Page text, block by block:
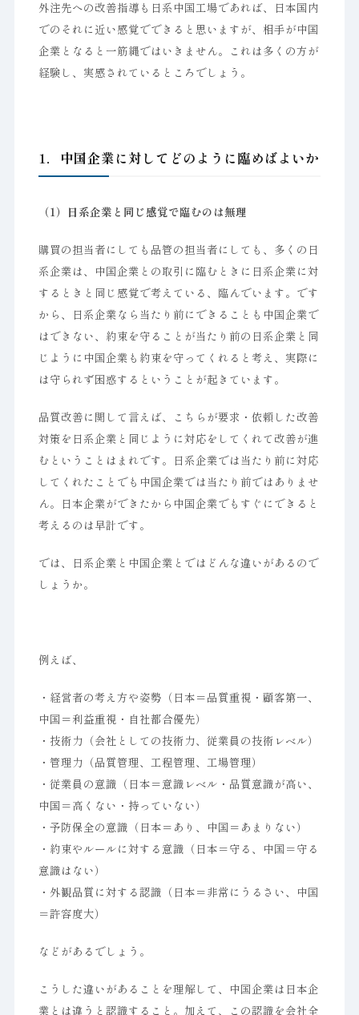
外注先への改善指導も日系中国工場であれば、日本国内
でのそれに近い感覚でできると思いますが、相手が中国
企業となると一筋縄ではいきません。これは多くの方が
経験し、実感されているところでしょう。
1．中国企業に対してどのように臨めばよいか
（1）日系企業と同じ感覚で臨むのは無理
購買の担当者にしても品管の担当者にしても、多くの日
系企業は、中国企業との取引に臨むときに日系企業に対
するときと同じ感覚で考えている、臨んでいます。です
から、日系企業なら当たり前にできることも中国企業で
はできない、約束を守ることが当たり前の日系企業と同
じように中国企業も約束を守ってくれると考え、実際に
は守られず困惑するということが起きています。
品質改善に関して言えば、こちらが要求・依頼した改善
対策を日系企業と同じように対応をしてくれて改善が進
むということはまれです。日系企業では当たり前に対応
してくれたことでも中国企業では当たり前ではありませ
ん。日本企業ができたから中国企業でもすぐにできると
考えるのは早計です。
では、日系企業と中国企業とではどんな違いがあるので
しょうか。
例えば、
・経営者の考え方や姿勢（日本＝品質重視・顧客第一、
中国＝利益重視・自社都合優先）
・技術力（会社としての技術力、従業員の技術レベル）
・管理力（品質管理、工程管理、工場管理）
・従業員の意識（日本＝意識レベル・品質意識が高い、
中国＝高くない・持っていない）
・予防保全の意識（日本＝あり、中国＝あまりない）
・約束やルールに対する意識（日本＝守る、中国＝守る
意識はない）
・外観品質に対する認識（日本＝非常にうるさい、中国
＝許容度大）
などがあるでしょう。
こうした違いがあることを理解して、中国企業は日本企
業とは違うと認識すること。加えて、この認識を会社全